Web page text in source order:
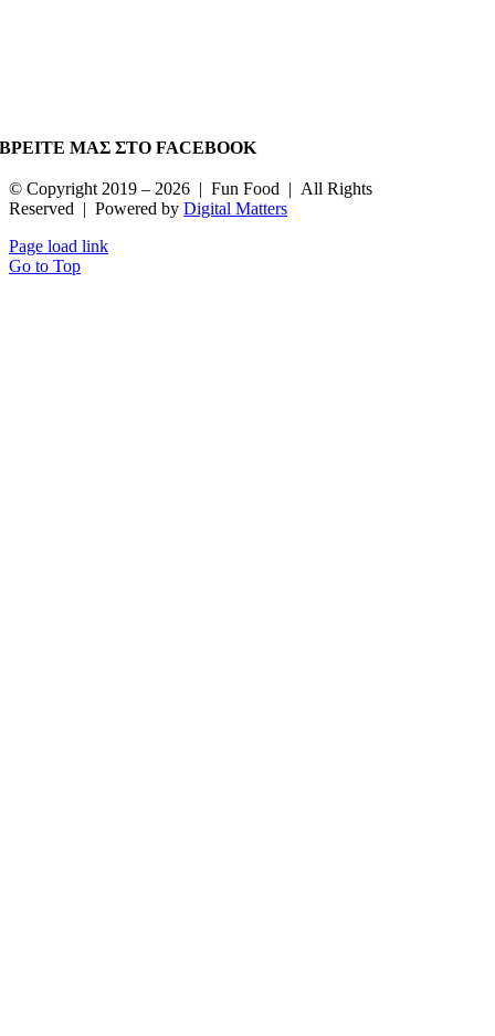
ΒΡΕΙΤΕ ΜΑΣ ΣΤΟ FACEBOOK
© Copyright 2019 – 2026 | Fun Food | All Rights
Reserved | Powered by Digital Matters
Page load link
Go to Top